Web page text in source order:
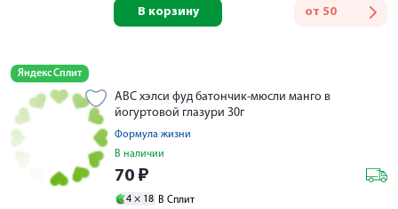
от 50
В корзину
Яндекс Сплит
АВС хэлси фуд батончик-мюсли манго в
йогуртовой глазури 30г
Формула жизни
В наличии
70 ₽
4 × 18 В Сплит